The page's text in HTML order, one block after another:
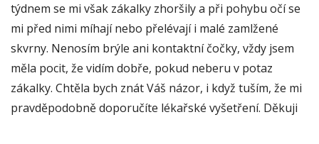
týdnem se mi však zákalky zhoršily a při pohybu očí se
mi před nimi míhají nebo přelévají i malé zamlžené
skvrny. Nenosím brýle ani kontaktní čočky, vždy jsem
měla pocit, že vidím dobře, pokud neberu v potaz
zákalky. Chtěla bych znát Váš názor, i když tuším, že mi
pravděpodobně doporučíte lékařské vyšetření. Děkuji